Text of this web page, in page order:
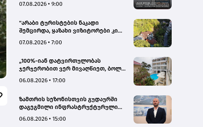
კამპანიის ფარგლებში სტატიები
07.08.2026 • 9:00
"არაბი ტურისტების ნაკადი
შემცირდა, ყაზახი ვიზიტორები კი
Hotel
07.08.2026 • 7:00
„100%-იან დატვირთულობას
ჯერჯერობით ვერ მივაღწიეთ, ბოლო
გაუქმდა“ - Kobuleti Beach Club
06.08.2026 • 17:00
ზამთრის სეზონისთვის გუდაურში
დაგეგმილი ინფრასტრუქტურული
გუდაურის ტურისტული
06.08.2026 • 15:00